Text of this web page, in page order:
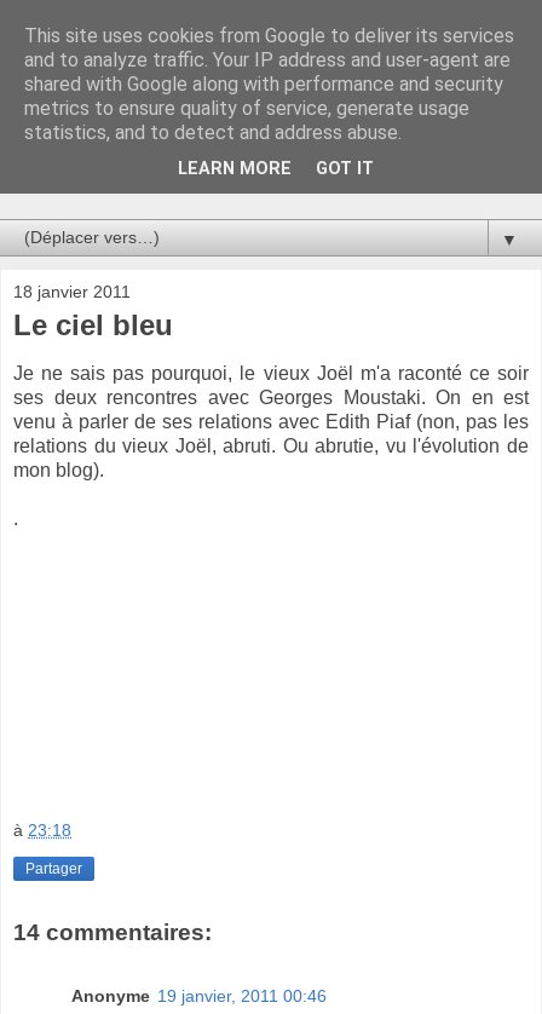
Au bistro !
La connerie étant le seul chemin susceptible de nous faire
entrevoir une parcelle de vérité, utilisons la par des moyens
de communication efficaces. Le temps qu'on remplisse nos
▼
18 janvier 2011
Le ciel bleu
Je ne sais pas pourquoi, le vieux Joël m'a raconté ce soir
ses deux rencontres avec Georges Moustaki. On en est
venu à parler de ses relations avec Edith Piaf (non, pas les
relations du vieux Joël, abruti. Ou abrutie, vu l'évolution de
mon blog).
.
à 23:18
Partager
14 commentaires:
Anonyme 19 janvier, 2011 00:46
This site uses cookies from Google to deliver its services
and to analyze traffic. Your IP address and user-agent are
shared with Google along with performance and security
metrics to ensure quality of service, generate usage
statistics, and to detect and address abuse.
LEARN MORE GOT IT